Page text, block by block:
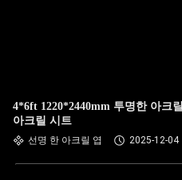
4*6ft 1220*2440mm 투명한 아크
아크릴 시트
선명 한 아크릴 엽 2025-12-04